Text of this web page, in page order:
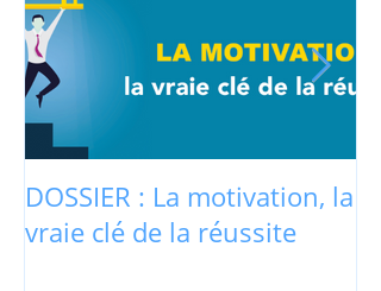
DOSSIER : La motivation, la
vraie clé de la réussite